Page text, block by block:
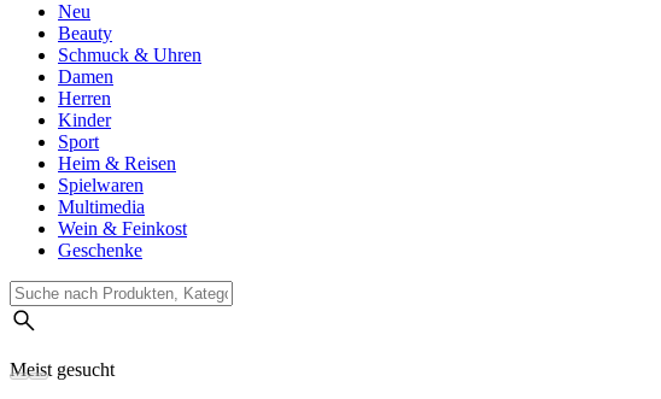
Neu
Beauty
Schmuck & Uhren
Damen
Herren
Kinder
Sport
Heim & Reisen
Spielwaren
Multimedia
Wein & Feinkost
Geschenke
Meist gesucht